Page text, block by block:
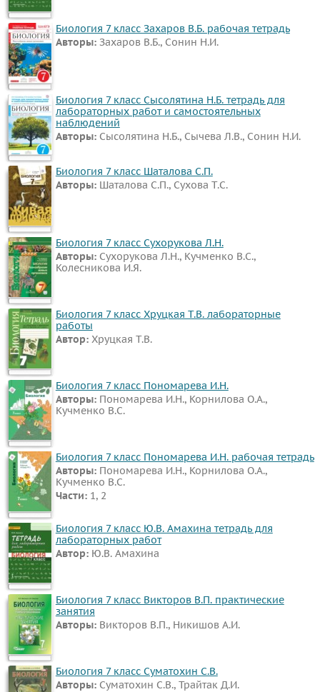
Биология 7 класс Захаров В.Б. рабочая тетрадь
Авторы: Захаров В.Б., Сонин Н.И.
Биология 7 класс Сысолятина Н.Б. тетрадь для
лабораторных работ и самостоятельных
наблюдений
Авторы: Сысолятина Н.Б., Сычева Л.В., Сонин Н.И.
Биология 7 класс Шаталова С.П.
Авторы: Шаталова С.П., Сухова Т.С.
Биология 7 класс Сухорукова Л.Н.
Авторы: Сухорукова Л.Н., Кучменко В.С.,
Колесникова И.Я.
Биология 7 класс Хруцкая Т.В. лабораторные
работы
Автор: Хруцкая Т.В.
Биология 7 класс Пономарева И.Н.
Авторы: Пономарева И.Н., Корнилова О.А.,
Кучменко В.С.
Биология 7 класс Пономарева И.Н. рабочая тетрадь
Авторы: Пономарева И.Н., Корнилова О.А.,
Кучменко В.С.
Части: 1, 2
Биология 7 класс Ю.В. Амахина тетрадь для
лабораторных работ
Автор: Ю.В. Амахина
Биология 7 класс Викторов В.П. практические
занятия
Авторы: Викторов В.П., Никишов А.И.
Биология 7 класс Суматохин С.В.
Авторы: Суматохин С.В., Трайтак Д.И.